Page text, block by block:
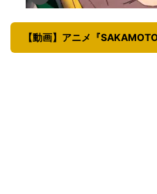
【動画】アニメ『